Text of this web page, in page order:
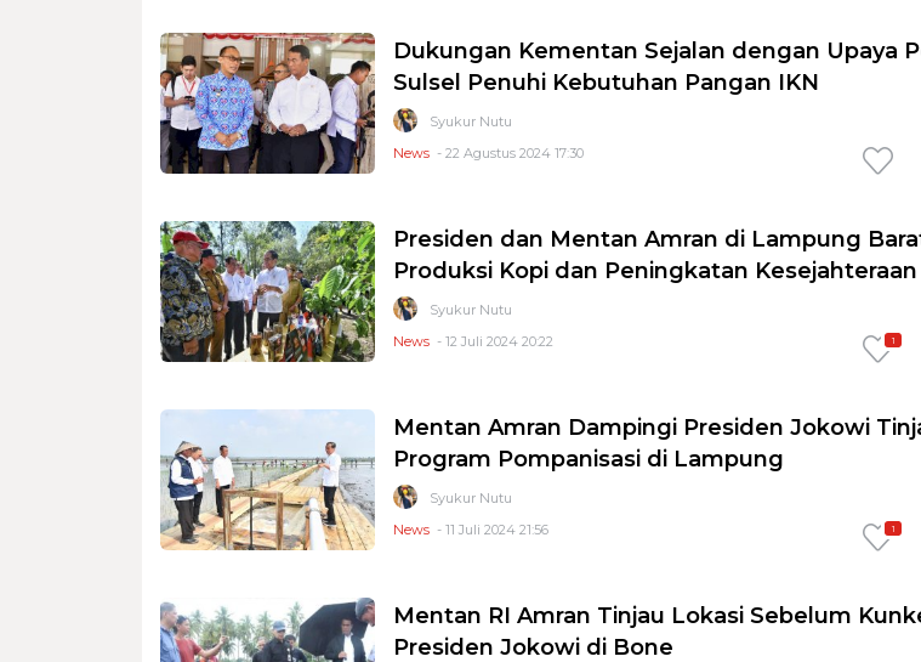
Dukungan Kementan Sejalan dengan Upaya
Sulsel Penuhi Kebutuhan Pangan IKN
Syukur Nutu
News - 22 Agustus 2024 17:30
Presiden dan Mentan Amran di Lampung
Produksi Kopi dan Peningkatan
Syukur Nutu
News - 12 Juli 2024 20:22 1
Mentan Amran Dampingi Presiden Jokowi
Program Pompanisasi di Lampung
Syukur Nutu
News - 11 Juli 2024 21:56 1
Mentan RI Amran Tinjau Lokasi Sebelum
Presiden Jokowi di Bone